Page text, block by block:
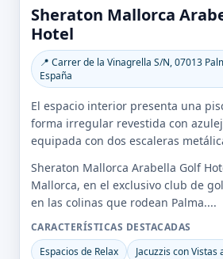
Sheraton Mallorca
Hotel
📍 Carrer de la Vinagrella S/N, 07013
España
El espacio interior presenta una
forma irregular revestida con
equipada con dos escaleras
Sheraton Mallorca Arabella Golf
Mallorca, en el exclusivo club de
en las colinas que rodean Palma....
CARACTERÍSTICAS DESTACADAS
Espacios de Relax
Jacuzzis con Vistas